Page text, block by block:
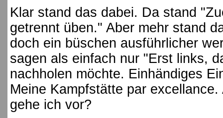
Klar stand das dabei. Da stand
getrennt üben." Aber mehr stand
doch ein büschen ausführlicher
sagen als einfach nur "Erst links,
nachholen möchte. Einhändiges
Meine Kampfstätte par excellance.
gehe ich vor?